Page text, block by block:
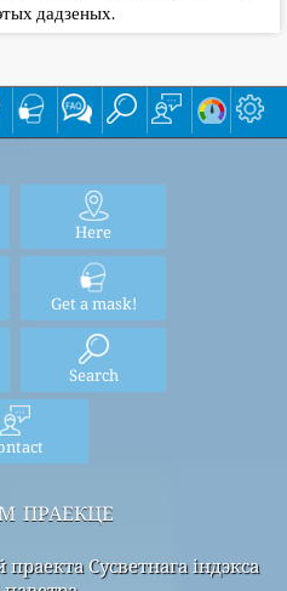
дадзеных.
Here
Get a mask!
Search
праекце
Сусветнага індэкса